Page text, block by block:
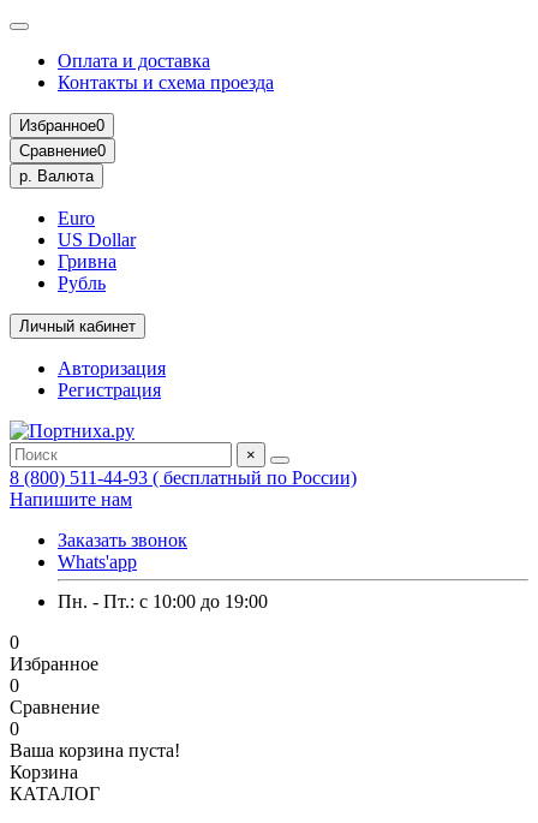
Оплата и доставка
Контакты и схема проезда
Избранное0
Сравнение0
р. Валюта
Euro
US Dollar
Гривна
Рубль
Личный кабинет
Авторизация
Регистрация
×
8 (800) 511-44-93 ( бесплатный по России)
Напишите нам
Заказать звонок
Whats'app
Пн. - Пт.: c 10:00 до 19:00
0
Избранное
0
Сравнение
0
Ваша корзина пуста!
Корзина
КАТАЛОГ